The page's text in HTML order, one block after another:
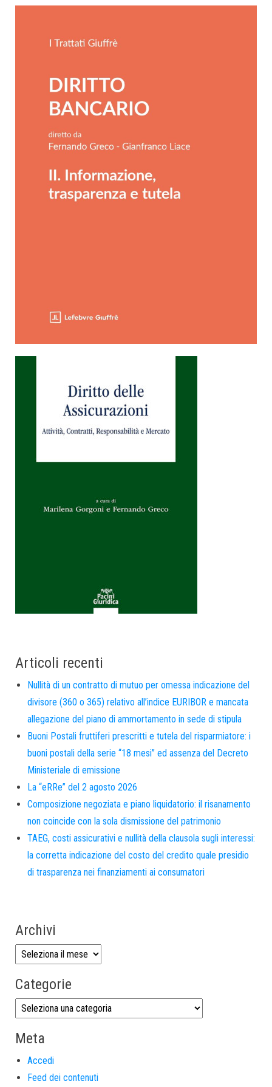
Articoli recenti
Nullità di un contratto di mutuo per omessa indicazione del
divisore (360 o 365) relativo all’indice EURIBOR e mancata
allegazione del piano di ammortamento in sede di stipula
Buoni Postali fruttiferi prescritti e tutela del risparmiatore: i
buoni postali della serie “18 mesi” ed assenza del Decreto
Ministeriale di emissione
La “eRRe” del 2 agosto 2026
Composizione negoziata e piano liquidatorio: il risanamento
non coincide con la sola dismissione del patrimonio
TAEG, costi assicurativi e nullità della clausola sugli interessi:
la corretta indicazione del costo del credito quale presidio
di trasparenza nei finanziamenti ai consumatori
Archivi
Categorie
Meta
Accedi
Feed dei contenuti